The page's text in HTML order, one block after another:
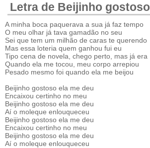
Letra de Beijinho gostoso
A minha boca paquerava a sua já faz tempo
O meu olhar já tava gamadão no seu
Sei que tem um milhão de caras te querendo
Mas essa loteria quem ganhou fui eu
Tipo cena de novela, chego perto, mas já era
Quando ela me tocou, meu corpo arrepiou
Pesado mesmo foi quando ela me beijou
Beijinho gostoso ela me deu
Encaixou certinho no meu
Beijinho gostoso ela me deu
Aí o moleque enlouqueceu
Beijinho gostoso ela me deu
Encaixou certinho no meu
Beijinho gostoso ela me deu
Aí o moleque enlouqueceu